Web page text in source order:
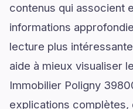
contenus qui associent
informations
lecture plus
aide à mieux visualiser
Immobilier Poligny
explications